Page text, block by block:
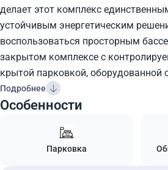
делает этот комплекс
устойчивым энергетическим
воспользоваться просторным
закрытом комплексе с
крытой парковкой, оборудованной
Подробнее
Особенности
Парковка